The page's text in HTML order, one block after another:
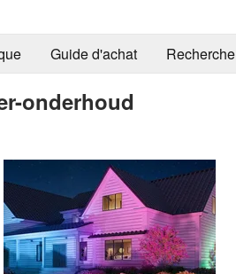
Guide d'achat Recherche
onderhoud